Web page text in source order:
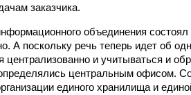
заказчика.
объединения
А поскольку речь теперь идет об
централизованно и учитываться и
центральным офисом.
единого хранилища и